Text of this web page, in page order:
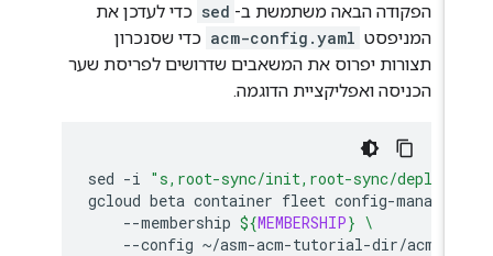
הפקודה הבאה משתמשת ב- sed כדי לעדכן את
המניפסט acm-config.yaml כדי שסנכרון
תצורות יפרוס את המשאבים שדרושים לפריסת שער
הכניסה ואפליקציית הדוגמה.
sed -i "s,root-sync/init,root-sync/
gcloud beta container fleet config-
--membership ${MEMBERSHIP
--config